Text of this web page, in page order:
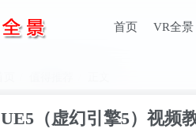
首页 VR全景
UE5（虚幻引擎5）视频